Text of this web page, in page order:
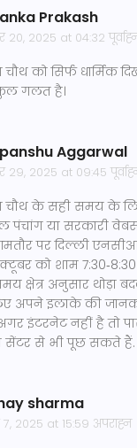
Prakash
20, 2025 at 04:32
को सिर्फ धार्मिक
गलत है।
Aggarwal
29, 2025 at 09:45
चौथ के सही समय के
पंचांग या सरकारी
पर दिल्ली
को शाम
क्षेत्र अनुसार थोड़ा
अपने इलाके की
इंटरनेट नहीं है तो
सेंटर से भी पूछ सकते
sharma
2025 at 15:59 अपराह्न